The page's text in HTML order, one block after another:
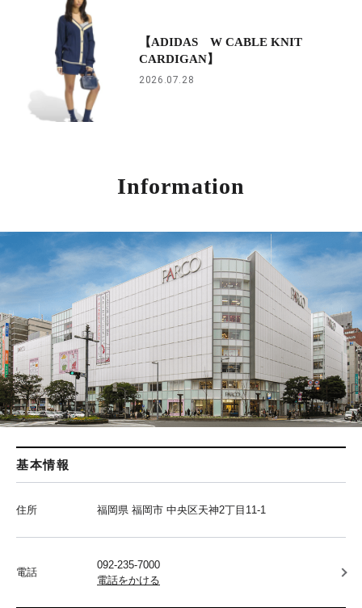
【ADIDAS W CABLE KNIT
CARDIGAN】
2026.07.28
Information
基本情報
住所 福岡県 福岡市 中央区天神2丁目11-1
電話
092-235-7000
電話をかける